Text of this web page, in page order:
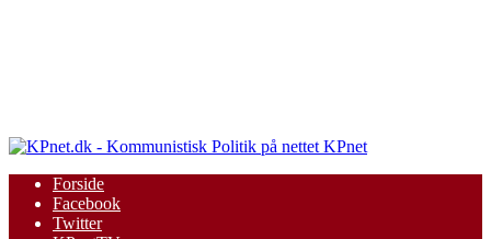
KPnet
Forside
Facebook
Twitter